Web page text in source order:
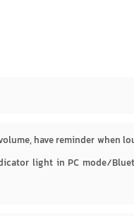
have reminder
light in PC mode/